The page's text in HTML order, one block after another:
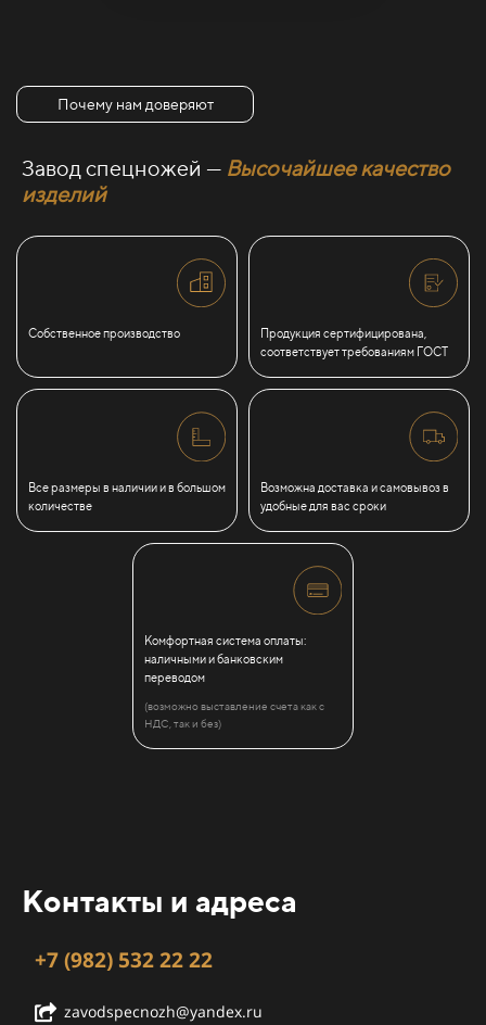
Почему нам доверяют
Завод спецножей — Высочайшее качество
изделий
Собственное производство
Продукция сертифицирована,
соответствует требованиям ГОСТ
Все размеры в наличии и в большом
количестве
Возможна доставка и самовывоз в
удобные для вас сроки
Комфортная система оплаты:
наличными и банковским
переводом
(возможно выставление счета как с
НДС, так и без)
Контакты и адреса
+7 (982) 532 22 22
zavodspecnozh@yandex.ru